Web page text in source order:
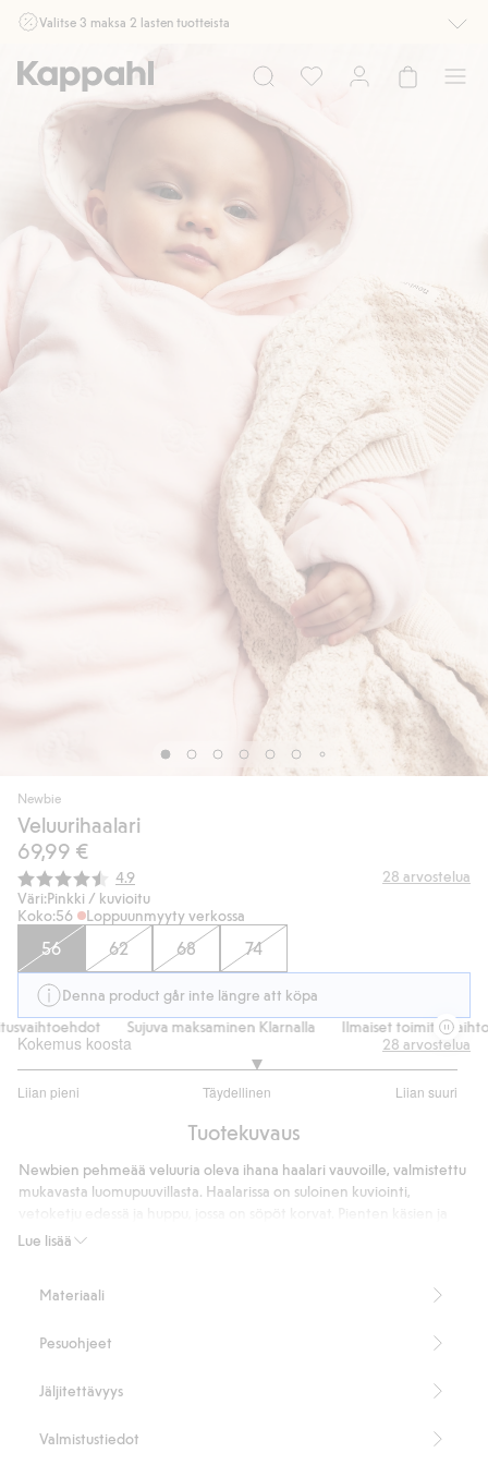
Valitse 3 maksa 2 lasten tuotteista
myymälässä ja verkossa. Ei voi yhdistää muihin alennuksiin tai tarjouksiin.
Osta nyt
Newbie
Veluurihaalari
69,99 €
Keskimääräinen luokitus:
4.9 28 arvostelua
Väri:Pinkki / kuvioitu
Koko:56 Loppuunmyyty verkossa
56 62 68 74
Denna product går inte längre att köpa
Sujuva maksaminen Klarnalla Ilmaiset
Kokemus koosta
Liian pieni Täydellinen Liian suuri
/
ääneen
28 arvostelua
Tuotekuvaus
Lue lisää
Newbien pehmeää veluuria oleva ihana haalari vauvoille, valmistettu
mukavasta luomupuuvillasta. Haalarissa on suloinen kuviointi,
jalkojen suojat voidaan taittaa helposti esille.
Made with organic cotton - GOTS
Materiaali
Pesuohjeet
Jäljitettävyys
Valmistustiedot